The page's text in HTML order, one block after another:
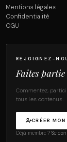
Mentions légales
Confidentialité
CGU
REJOIGNEZ-
Faites
Commentez,
tous les contenus.
CRÉER MON
Déjà membre ? Se